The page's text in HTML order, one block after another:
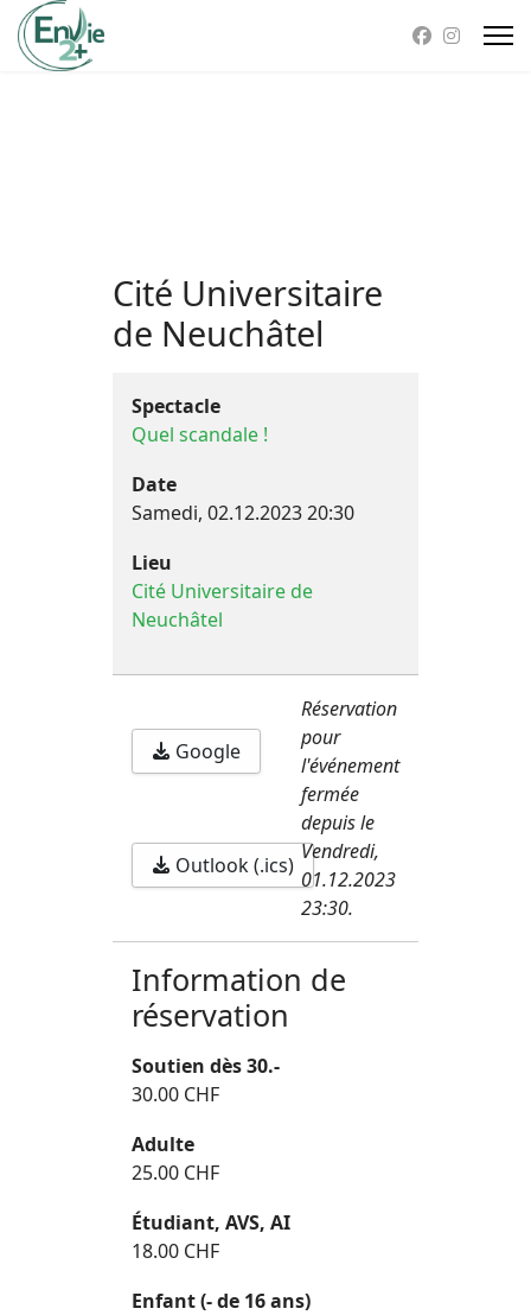
Cité Universitaire
de Neuchâtel
Spectacle
Quel scandale !
Date
Samedi, 02.12.202320:30
Lieu
Cité Universitaire de
Neuchâtel
Google
Outlook (.ics)
Réservation
pour
l'événement
fermée
depuis le
Vendredi,
01.12.2023
23:30.
Information de
réservation
Soutien dès 30.-
30.00 CHF
Adulte
25.00 CHF
Étudiant, AVS, AI
18.00 CHF
Enfant (- de 16 ans)